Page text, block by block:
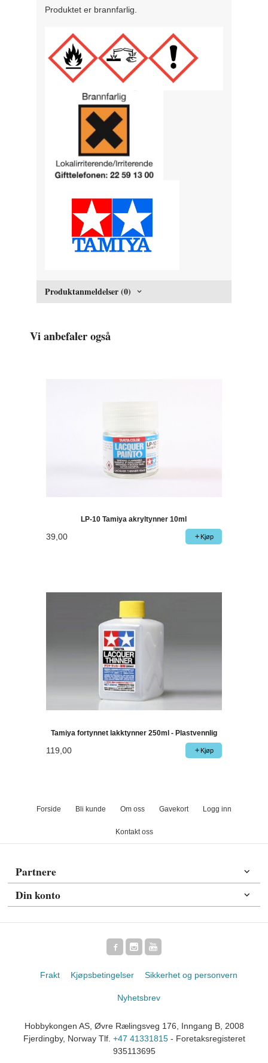
Produktet er brannfarlig.
Produktanmeldelser (0)
Vi anbefaler også
LP-10 Tamiya akryltynner 10ml
39,00 Kjøp
Tamiya fortynnet lakktynner 250ml - Plastvennlig
119,00 Kjøp
Forside Bli kunde Om oss Gavekort Logg inn
Kontakt oss
Partnere
Din konto
Frakt Kjøpsbetingelser Sikkerhet og personvern
Nyhetsbrev
Hobbykongen AS, Øvre Rælingsveg 176, Inngang B, 2008
Fjerdingby, Norway Tlf. +47 41331815- Foretaksregisteret
935113695